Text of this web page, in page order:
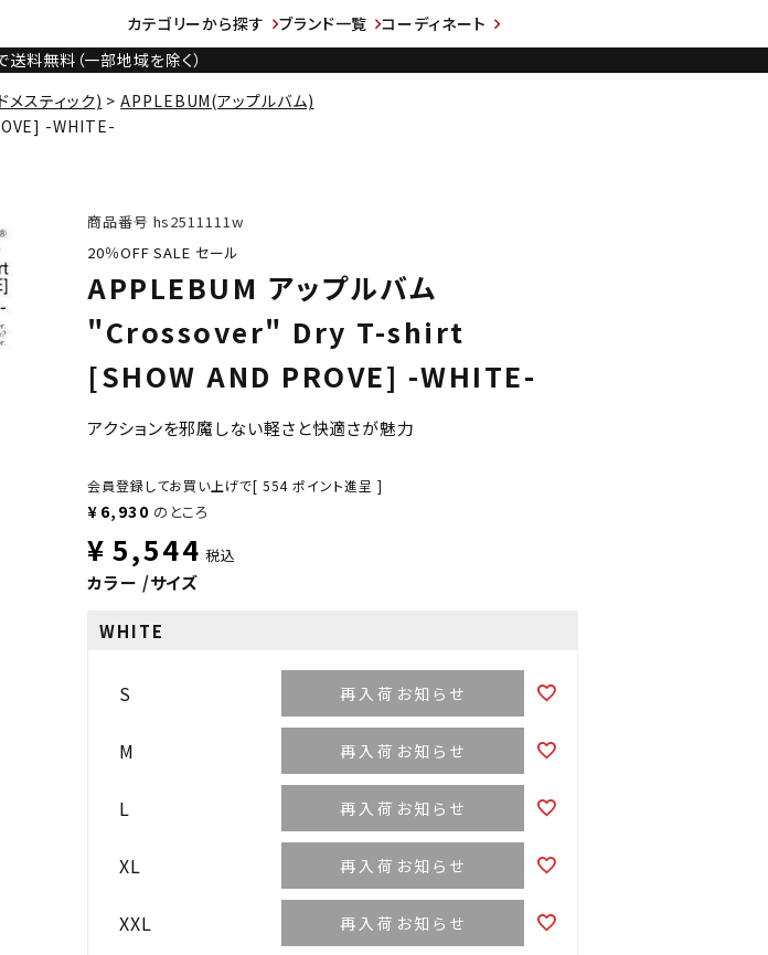
カテゴリーから探す ブランド一覧
コーディネート
料無料（一部地域を除く）
スティック)
APPLEBUM(アップルバム)
-WHITE-
商品番号 hs2511111w
20％OFF SALE セール
APPLEBUM アップルバム
"Crossover" Dry T-shirt
[SHOW AND PROVE] -WHITE-
アクションを邪魔しない軽さと快適さが魅力
会員登録してお買い上げで[ 554 ポイント進呈 ]
¥ 6,930 のところ
¥ 5,544 税込
カラー サイズ
WHITE
S 再入荷お知らせ
M 再入荷お知らせ
L 再入荷お知らせ
XL 再入荷お知らせ
XXL 再入荷お知らせ